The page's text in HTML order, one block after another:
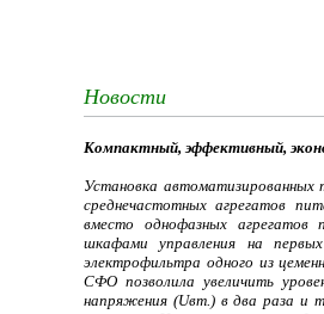
Новости
Компактный, эффективный,
Установка автоматизированных
среднечастотных агрегатов
вместо однофазных агрегатов
шкафами управления на первых
электрофильтра одного из
СФО позволила увеличить
напряжения (Uвт.) в два раза и